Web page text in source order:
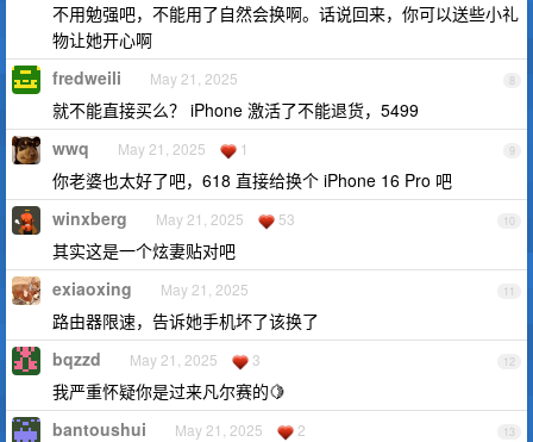
不用勉强吧，不能用了自然会换啊。话说回来，你可以送些小礼
物让她开心啊
8
fredweili May 21, 2025
就不能直接买么？ iPhone 激活了不能退货，5499
9
wwq May 21, 2025 1
你老婆也太好了吧，618 直接给换个 iPhone 16 Pro 吧
10
winxberg May 21, 2025 53
其实这是一个炫妻贴对吧
11
exiaoxing May 21, 2025
路由器限速，告诉她手机坏了该换了
12
bqzzd May 21, 2025 3
我严重怀疑你是过来凡尔赛的🍋
13
bantoushui May 21, 2025 2